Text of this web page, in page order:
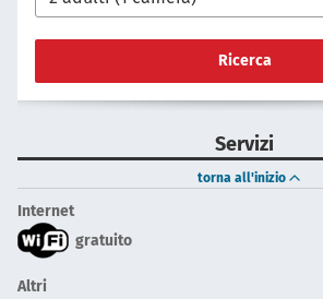
Ricerca
Servizi
torna all'inizio
Internet
gratuito
Altri